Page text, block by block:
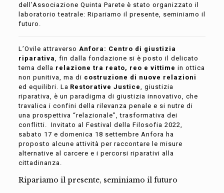
dell’Associazione Quinta Parete è stato organizzato il
laboratorio teatrale: Ripariamo il presente, seminiamo il
futuro.
L’Ovile attraverso Anfora: Centro di giustizia
riparativa, fin dalla fondazione si è posto il delicato
tema dell a relazione tra reato, reo e vittime in ottica
non punitiva, ma di costruzione di nuove relazioni
ed equilibri. La Restorative Justice, giustizia
riparativa, è un paradigma di giustizia innovativo, che
travalica i confini della rilevanza penale e si nutre di
una prospettiva “relazionale”, trasformativa dei
conflitti. Invitato al Festival della Filosofia 2022,
sabato 17 e domenica 18 settembre Anfora ha
proposto alcune attività per raccontare le misure
alternative al carcere e i percorsi riparativi alla
cittadinanza.
Ripariamo il presente, seminiamo il futuro